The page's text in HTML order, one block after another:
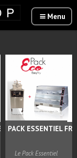
PRESSION...
PACK ESSENTIEL
Le Pack Essentiel